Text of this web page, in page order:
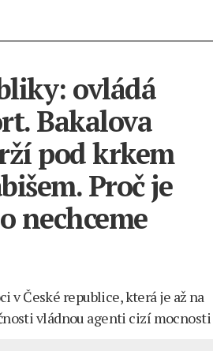
ovládá
Bakalova
pod krkem
Proč je
nechceme
v České republice, která je až na
vládnou agenti cizí mocnosti